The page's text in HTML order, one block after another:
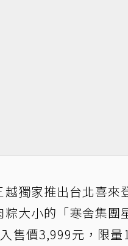
獨家推出台北喜來
大小的「寒舍集
售價3,999元，限